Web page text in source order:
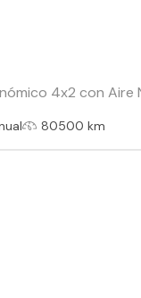
4x2 con
80500 km